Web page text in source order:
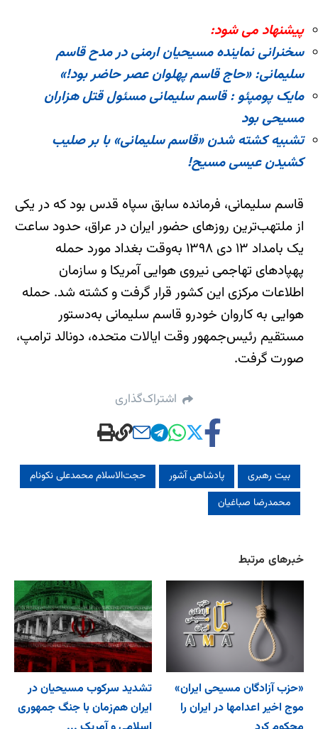
پیشنهاد می شود:
سخنرانی نماینده مسیحیان ارمنی در مدح قاسم
سلیمانی: «حاج قاسم پهلوان عصر حاضر بود!»
مایک پومپئو : قاسم سلیمانی مسئول قتل هزاران
مسیحی بود
تشبیه کشته شدن «قاسم سلیمانی» با بر صلیب
کشیدن عیسی مسیح!
قاسم سلیمانی، فرمانده سابق سپاه قدس بود که در یکی
از ملتهب‌ترین روزهای حضور ایران در عراق، حدود ساعت
یک بامداد ۱۳ دی ۱۳۹۸ به‌وقت بغداد مورد حمله
پهپادهای تهاجمی نیروی هوایی آمریکا و سازمان
اطلاعات مرکزی این کشور قرار گرفت و کشته شد. حمله
هوایی به کاروان خودرو قاسم سلیمانی به‌دستور
مستقیم رئیس‌جمهور وقت ایالات متحده، دونالد ترامپ،
صورت گرفت.
اشتراک‌گذاری
بیت رهبری پادشاهی آشور
حجت‌الاسلام محمدعلی نکونام
محمدرضا صباغیان
خبرهای مرتبط
«حزب آزادگان مسیحی ایران»
موج اخیر اعدامها در ایران را
تشدید سرکوب مسیحیان در
ایران هم‌زمان با جنگ جمهوری